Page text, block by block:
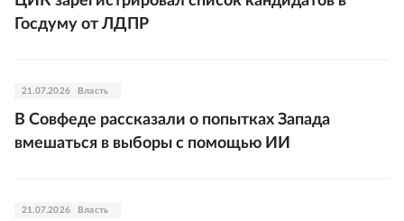
Госдуму от ЛДПР
21.07.2026 Власть
В Совфеде рассказали о попытках Запада
вмешаться в выборы с помощью ИИ
21.07.2026 Власть